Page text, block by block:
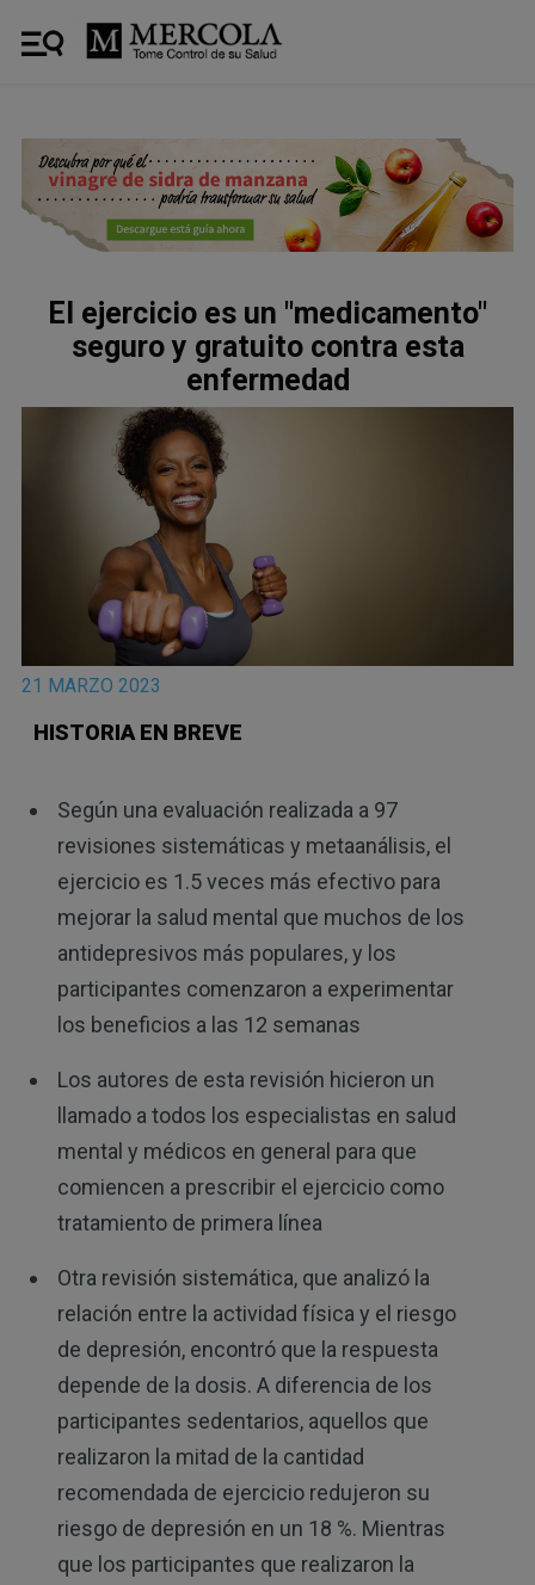
El ejercicio es un "medicamento"
seguro y gratuito contra esta
enfermedad
21 MARZO 2023
HISTORIA EN BREVE
Según una evaluación realizada a 97
revisiones sistemáticas y metaanálisis, el
ejercicio es 1.5 veces más efectivo para
mejorar la salud mental que muchos de los
antidepresivos más populares, y los
participantes comenzaron a experimentar
los beneficios a las 12 semanas
Los autores de esta revisión hicieron un
llamado a todos los especialistas en salud
mental y médicos en general para que
comiencen a prescribir el ejercicio como
tratamiento de primera línea
Otra revisión sistemática, que analizó la
relación entre la actividad física y el riesgo
de depresión, encontró que la respuesta
depende de la dosis. A diferencia de los
participantes sedentarios, aquellos que
realizaron la mitad de la cantidad
recomendada de ejercicio redujeron su
riesgo de depresión en un 18 %. Mientras
que los participantes que realizaron la